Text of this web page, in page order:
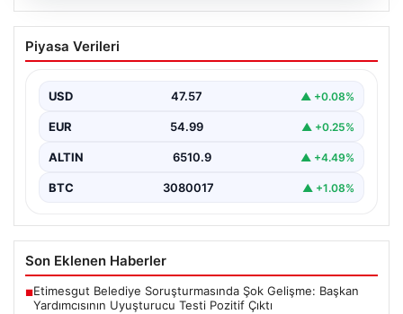
05.08.2026
Torreira’ya saldırmıştı! O kişi için
istenen ceza belli oldu
Piyasa Verileri
USD 47.57 ▲ +0.08%
EUR 54.99 ▲ +0.25%
ALTIN 6510.9 ▲ +4.49%
BTC 3080017 ▲ +1.08%
Son Eklenen Haberler
■Etimesgut Belediye Soruşturmasında Şok Gelişme: Başkan
Yardımcısının Uyuşturucu Testi Pozitif Çıktı